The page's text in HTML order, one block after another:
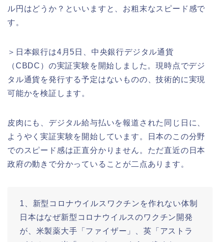
ル円はどうか？といいますと、お粗末なスピード感で
す。
＞日本銀行は4月5日、中央銀行デジタル通貨
（CBDC）の実証実験を開始しました。現時点でデジ
タル通貨を発行する予定はないものの、技術的に実現
可能かを検証します。
皮肉にも、デジタル給与払いを報道された同じ日に、
ようやく実証実験を開始しています。日本のこの分野
でのスピード感は正直分かりません。ただ直近の日本
政府の動きで分かっていることが二点あります。
1、新型コロナウイルスワクチンを作れない体制
日本はなぜ新型コロナウイルスのワクチン開発
が、米製薬大手「ファイザー」、英「アストラ